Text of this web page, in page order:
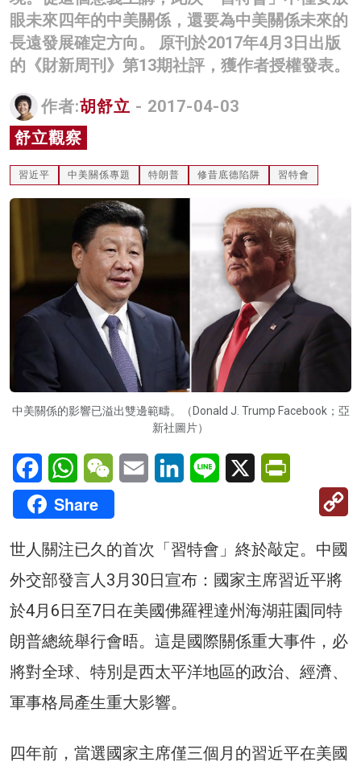
眼未來四年的中美關係，還要為中美關係未來的
長遠發展確定方向。 原刊於2017年4月3日出版
的《財新周刊》第13期社評，獲作者授權發表。
作者:胡舒立 - 2017-04-03
舒立觀察
習近平 中美關係專題 特朗普 修昔底德陷阱 習特會
中美關係的影響已溢出雙邊範疇。（Donald J. Trump Facebook；亞
新社圖片）
FacebookWhatsAppWeChatEmail LinkedInLine X
Share
世人關注已久的首次「習特會」終於敲定。中國
外交部發言人3月30日宣布：國家主席習近平將
於4月6日至7日在美國佛羅裡達州海湖莊園同特
朗普總統舉行會晤。這是國際關係重大事件，必
將對全球、特別是西太平洋地區的政治、經濟、
軍事格局產生重大影響。
四年前，當選國家主席僅三個月的習近平在美國